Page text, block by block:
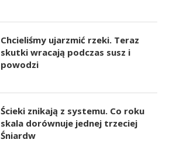
Chcieliśmy ujarzmić rzeki. Teraz
skutki wracają podczas susz i
powodzi
Ścieki znikają z systemu. Co roku
skala dorównuje jednej trzeciej
Śniardw